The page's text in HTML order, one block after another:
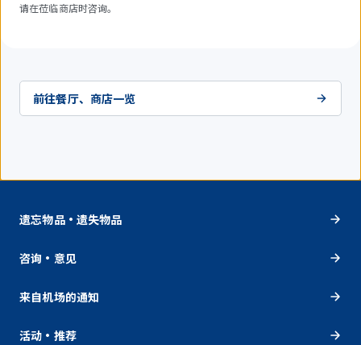
请在莅临商店时咨询。
前往餐厅、商店一览
遗忘物品・遗失物品
咨询・意见
来自机场的通知
活动・推荐